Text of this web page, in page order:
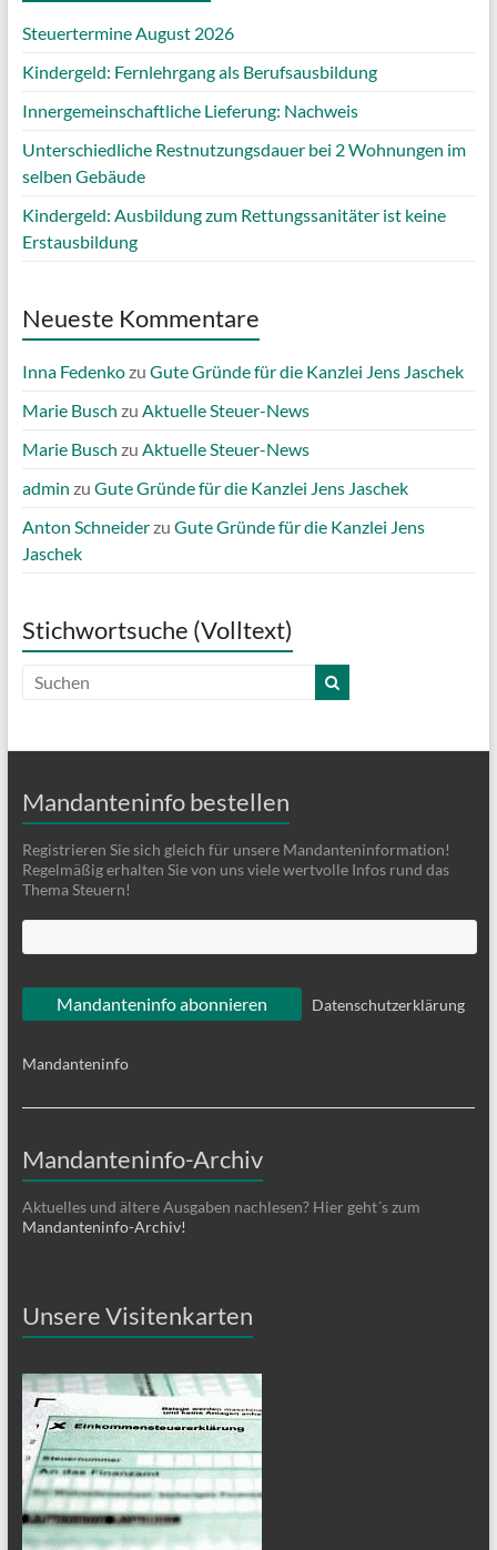
Steuertermine August 2026
Kindergeld: Fernlehrgang als Berufsausbildung
Innergemeinschaftliche Lieferung: Nachweis
Unterschiedliche Restnutzungsdauer bei 2 Wohnungen im
selben Gebäude
Kindergeld: Ausbildung zum Rettungssanitäter ist keine
Erstausbildung
Neueste Kommentare
Inna Fedenkozu Gute Gründe für die Kanzlei Jens Jaschek
Marie Busch zu Aktuelle Steuer-News
Marie Busch zu Aktuelle Steuer-News
admin zu Gute Gründe für die Kanzlei Jens Jaschek
Anton Schneiderzu Gute Gründe für die Kanzlei Jens
Jaschek
Stichwortsuche (Volltext)
Mandanteninfo bestellen
Registrieren Sie sich gleich für unsere Mandanteninformation!
Regelmäßig erhalten Sie von uns viele wertvolle Infos rund das
Thema Steuern!
Datenschutzerklärung
Mandanteninfo
Mandanteninfo-Archiv
Aktuelles und ältere Ausgaben nachlesen? Hier geht´s zum
Mandanteninfo-Archiv!
Unsere Visitenkarten